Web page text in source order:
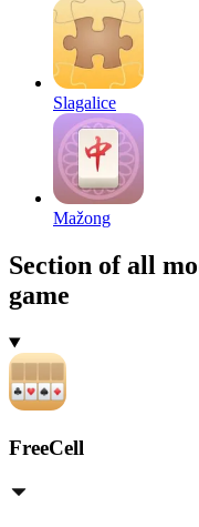
Slagalice
Mažong
Section of all
game
FreeCell